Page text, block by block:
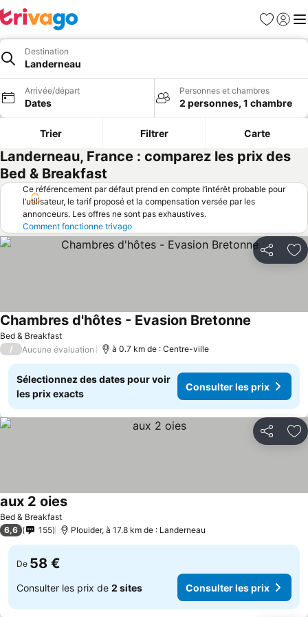
Favoris
Se
Destination
Landerneau
Arrivée/départ
Dates
Personnes et chambres
2 personnes, 1 chambre
Trier Filtrer Carte
Landerneau, France : comparez les prix des
Bed & Breakfast
Ce référencement par défaut prend en compte l’intérêt probable pour
l’utilisateur, le tarif proposé et la compensation versée par les
annonceurs. Les offres ne sont pas exhaustives.
Comment fonctionne trivago
Partager
Bed & Breakfast
Chambres d'hôtes - Evasion Bretonne
/ Aucune évaluation à 0.7 km de : Centre-ville
Sélectionnez des dates pour voir
les prix exacts
Consulter les prix
Partager
Bed & Breakfast
aux 2 oies
6,6 155 Plouider, à 17.8 km de : Landerneau
De 58 €
Consulter les prix de 2 sites Consulter les prix